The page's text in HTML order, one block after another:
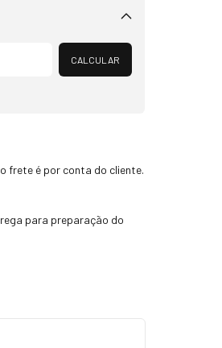
Alterar CEP
CALCULAR
frete é por conta do cliente.
para preparação do